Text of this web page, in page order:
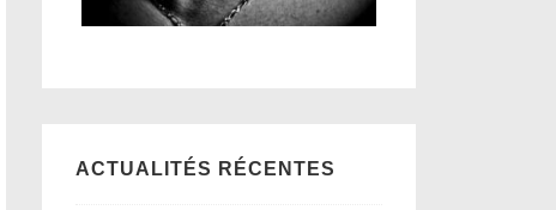
ACTUALITÉS RÉCENTES